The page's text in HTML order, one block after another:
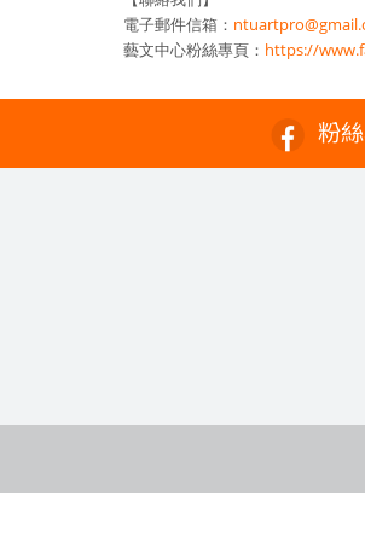
電子郵件信箱：
藝文中心粉絲專頁： https://
粉